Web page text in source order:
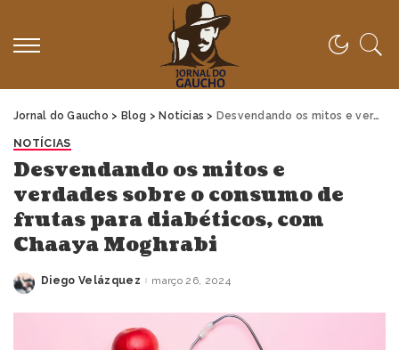
Jornal do Gaucho > Blog > Notícias > Desvendando os mitos e verdades sobre o consumo de frutas para diabéticos, com Chaaya Moghrabi
NOTÍCIAS
Desvendando os mitos e
verdades sobre o consumo de
frutas para diabéticos, com
Chaaya Moghrabi
Posted
Diego Velázquez março 26, 2024